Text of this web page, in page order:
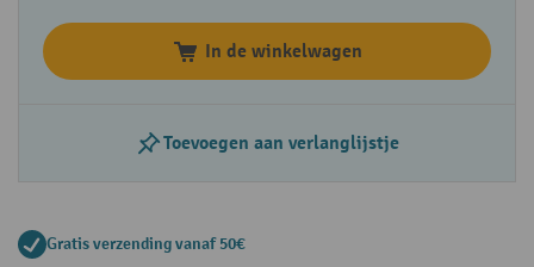
In de winkelwagen
Toevoegen aan verlanglijstje
Gratis verzending vanaf 50€